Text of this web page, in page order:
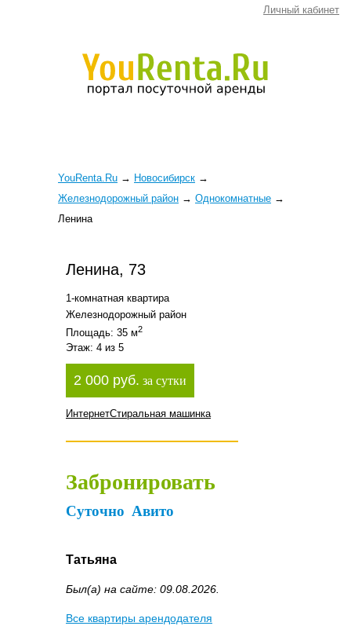
Личный кабинет
YouRenta.Ru → Новосибирск →
Железнодорожный район → Однокомнатные →
Ленина
Ленина, 73
1-комнатная квартира
Железнодорожный район
Площадь: 35 м2
Этаж: 4 из 5
2 000 руб. за сутки
ИнтернетСтиральная машинка
Забронировать
Суточно Авито
Татьяна
Был(а) на сайте: 09.08.2026.
Все квартиры арендодателя